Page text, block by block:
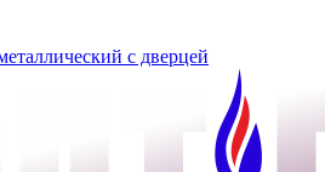
с дверцей